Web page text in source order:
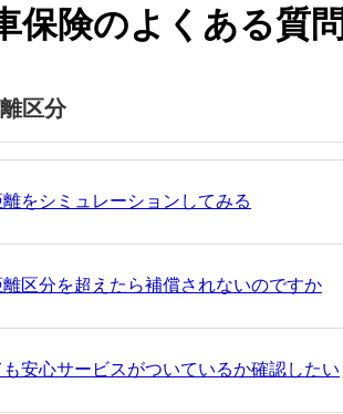
保険のよくある質問
区分
をシミュレーションしてみる
区分を超えたら補償されないのですか
も安心サービスがついているか確認したい